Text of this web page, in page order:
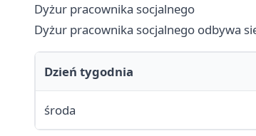
Dyżur pracownika socjalnego
Dyżur pracownika socjalnego odbywa
Dzień tygodnia
środa